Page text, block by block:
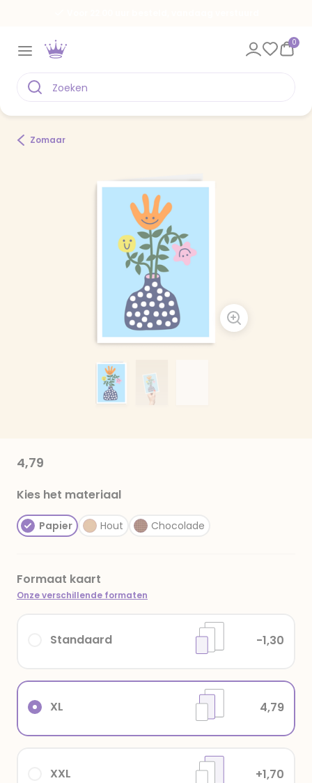
0
Zomaar
4,79
Kies het materiaal
Papier Hout Chocolade
Formaat kaart
Onze verschillende formaten
XXL +1,70
XL 4,79
Standaard -1,30